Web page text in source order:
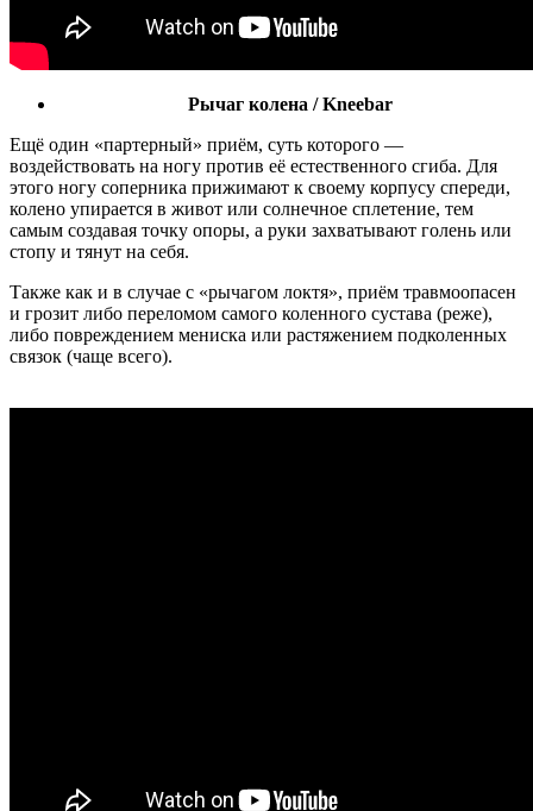
Рычаг колена / Kneebar
Ещё один «партерный» приём, суть которого —
воздействовать на ногу против её естественного сгиба. Для
этого ногу соперника прижимают к своему корпусу спереди,
колено упирается в живот или солнечное сплетение, тем
самым создавая точку опоры, а руки захватывают голень или
стопу и тянут на себя.
Также как и в случае с «рычагом локтя», приём травмоопасен
и грозит либо переломом самого коленного сустава (реже),
либо повреждением мениска или растяжением подколенных
связок (чаще всего).